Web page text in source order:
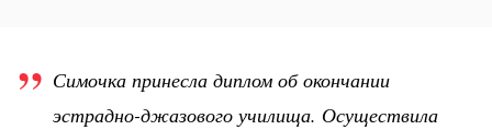
Симочка принесла диплом об окончании
эстрадно-джазового училища. Осуществила